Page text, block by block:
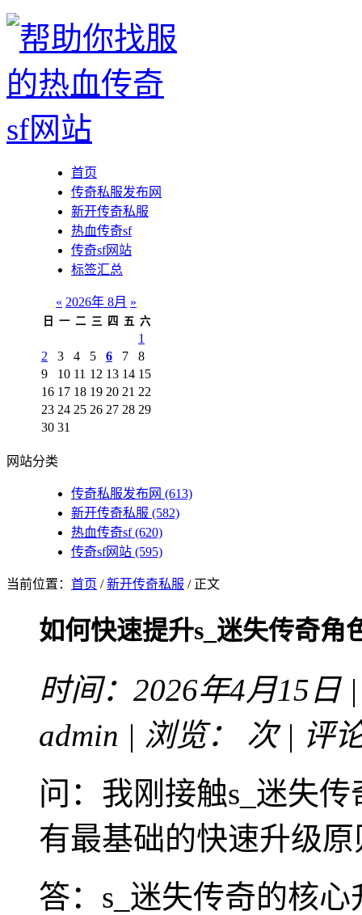
首页
传奇私服发布网
新开传奇私服
热血传奇sf
传奇sf网站
标签汇总
« 2026年 8月 »
日 一 二 三 四 五 六
1
2
3 4 5 6 7
8
9
10 11 12 13 14 15
16 17 18 19 20 21 22
23 24 25 26 27 28 29
30 31
网站分类
传奇私服发布网 (613)
新开传奇私服 (582)
热血传奇sf(620)
传奇sf网站 (595)
当前位置： 首页 /新开传奇私服 / 正文
如何快速提升s_迷失传奇角
时间：2026年4月15日
admin | 浏览：
次 | 评
问：我刚接触s_迷失
有最基础的快速升级原
答：s_迷失传奇的核